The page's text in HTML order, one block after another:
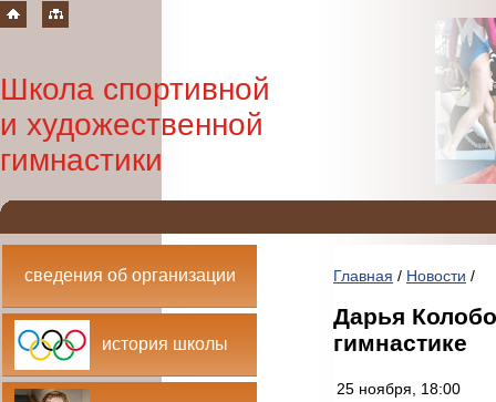
Школа спортивной
и художественной
гимнастики
сведения об организации
история школы
Главная / Новости /
Дарья
гимнастике
25 ноября, 18:00